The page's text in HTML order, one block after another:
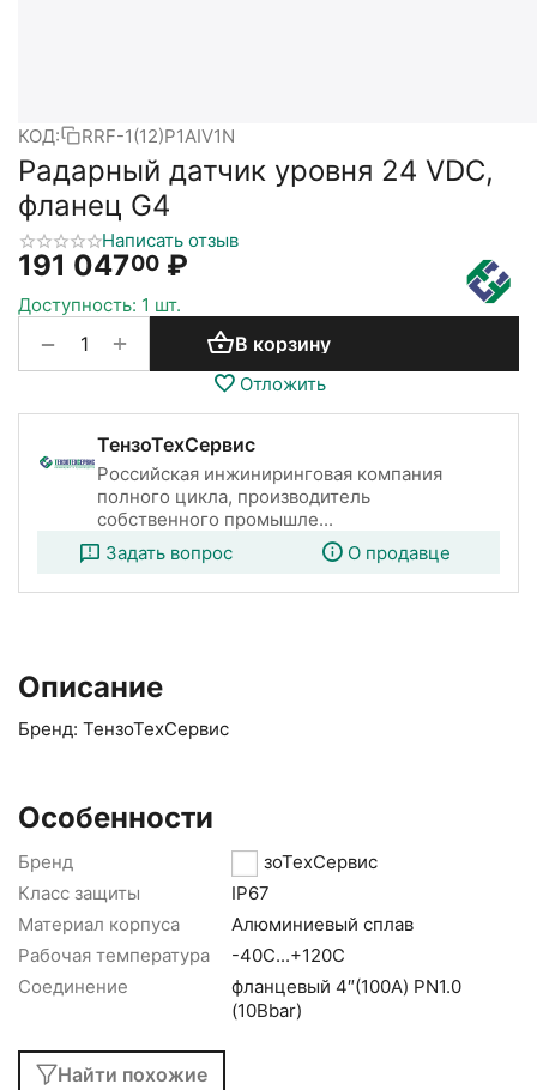
КОД: RRF-1(12)P1AIV1N
Радарный датчик уровня 24 VDC,
фланец G4
Написать отзыв
191 04700 ₽
Доступность: 1 шт.
+
− В корзину
Отложить
ТензоТехСервис
Российская инжиниринговая компания
полного цикла, производитель
собственного промышле...
Задать вопрос
О продавце
Описание
Бренд: ТензоТехСервис
Особенности
Бренд
ТензоТехСервис
Класс защиты
IP67
Материал корпуса
Алюминиевый сплав
Рабочая температура
-40С...+120С
Соединение
фланцевый 4″(100A) PN1.0
(10Bbar)
Найти похожие